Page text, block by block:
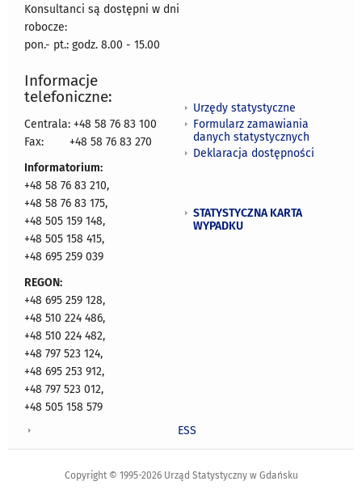
Konsultanci są dostępni w dni
robocze:
pon.- pt.: godz. 8.00 - 15.00
Informacje
telefoniczne:
Centrala: +48 58 76 83 100
Fax:
+48 58 76 83 270
Informatorium:
+48 58 76 83 210,
+48 58 76 83 175,
+48 505 159 148,
+48 505 158 415,
+48 695 259 039
REGON:
+48 695 259 128,
+48 510 224 486,
+48 510 224 482,
+48 797 523 124,
+48 695 253 912,
+48 797 523 012,
+48 505 158 579
Urzędy statystyczne
Formularz zamawiania
danych statystycznych
Deklaracja dostępności
STATYSTYCZNA KARTA
WYPADKU
ESS
Copyright © 1995-2026 Urząd Statystyczny w Gdańsku